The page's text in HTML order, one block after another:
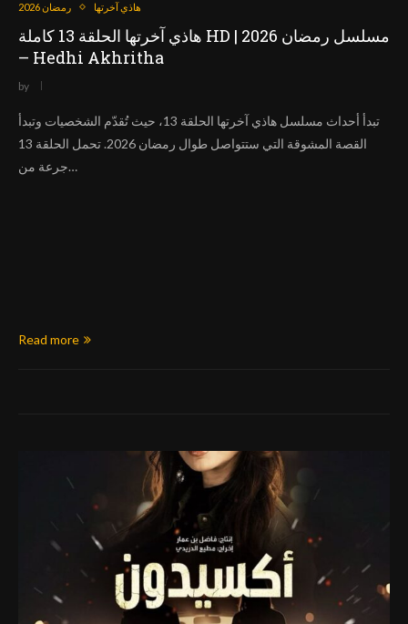
رمضان 2026 هاذي آخرتها
هاذي آخرتها الحلقة 13 كاملة HD | مسلسل رمضان 2026
– Hedhi Akhritha
by
تبدأ أحداث مسلسل هاذي آخرتها الحلقة 13، حيث تُقدّم الشخصيات وتبدأ
القصة المشوقة التي ستتواصل طوال رمضان 2026. تحمل الحلقة 13
جرعة من…
Read more